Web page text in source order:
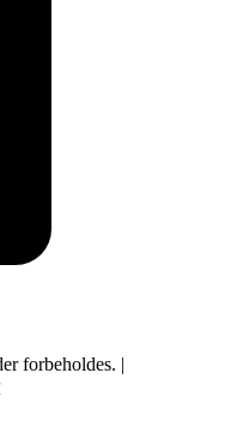
forbeholdes. |